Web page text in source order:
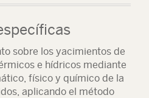
sobre los yacimientos de
e hídricos mediante
físico y químico de la
aplicando el método